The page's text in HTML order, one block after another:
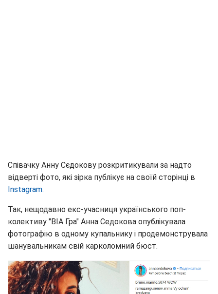
Співачку Анну Сєдокову розкритикували за надто
відверті фото, які зірка публікує на своїй сторінці в
Instagram.
Так, нещодавно екс-учасниця українського поп-
колективу "ВІА Гра" Анна Седокова опублікувала
фотографію в одному купальнику і продемонструвала
шанувальникам свій карколомний бюст.